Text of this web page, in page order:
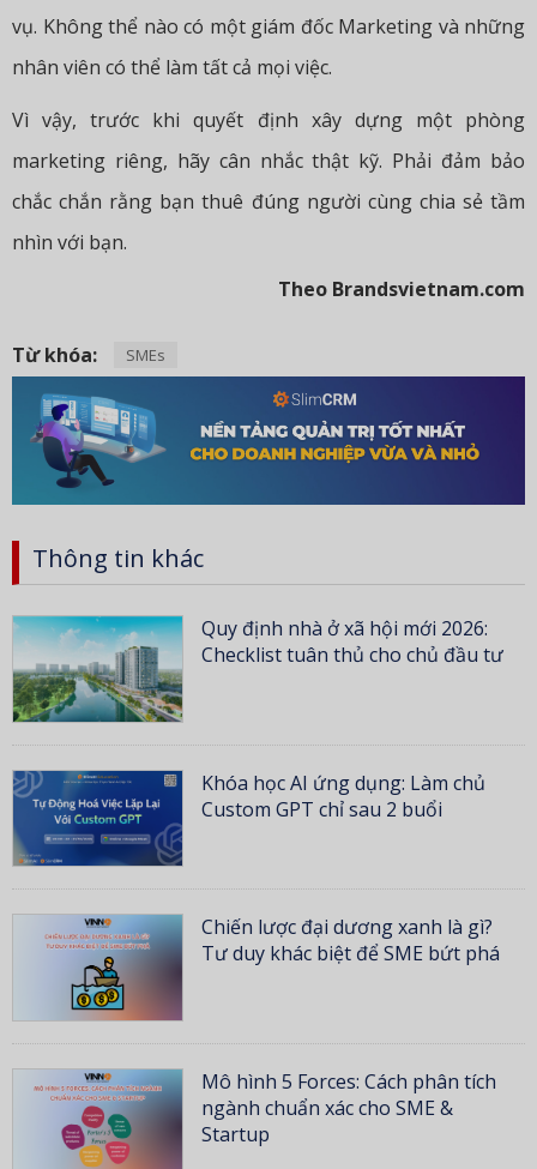
vụ. Không thể nào có một giám đốc Marketing và những
nhân viên có thể làm tất cả mọi việc.
Vì vậy, trước khi quyết định xây dựng một phòng
marketing riêng, hãy cân nhắc thật kỹ. Phải đảm bảo
chắc chắn rằng bạn thuê đúng người cùng chia sẻ tầm
nhìn với bạn.
Theo Brandsvietnam.com
Từ khóa: SMEs
Thông tin khác
Quy định nhà ở xã hội mới 2026:
Checklist tuân thủ cho chủ đầu tư
Khóa học AI ứng dụng: Làm chủ
Custom GPT chỉ sau 2 buổi
Chiến lược đại dương xanh là gì?
Tư duy khác biệt để SME bứt phá
Mô hình 5 Forces: Cách phân tích
ngành chuẩn xác cho SME &
Startup